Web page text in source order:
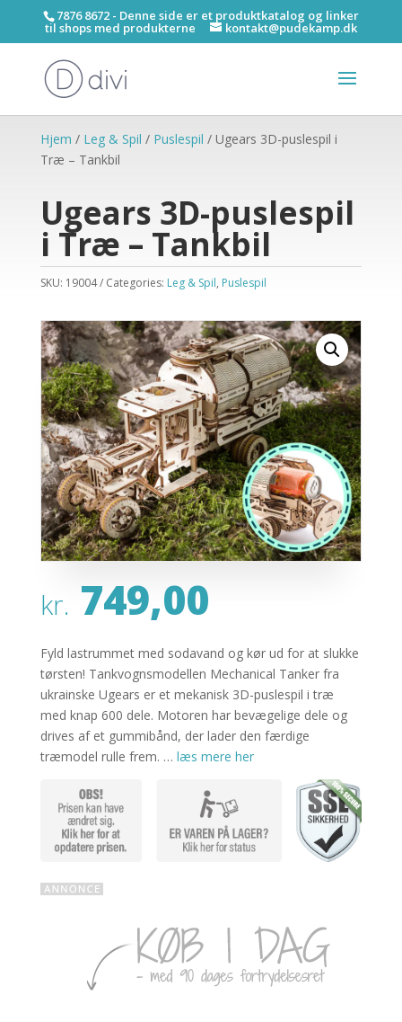
7876 8672 - Denne side er et produktkatalog og linker
til shops med produkterne kontakt@pudekamp.dk
Hjem / Leg & Spil / Puslespil / Ugears 3D-puslespil i
Træ – Tankbil
Ugears 3D-puslespil
i Træ – Tankbil
SKU: 19004 Categories: Leg & Spil, Puslespil
kr. 749,00
Fyld lastrummet med sodavand og kør ud for at slukke
tørsten! Tankvognsmodellen Mechanical Tanker fra
ukrainske Ugears er et mekanisk 3D-puslespil i træ
med knap 600 dele. Motoren har bevægelige dele og
drives af et gummibånd, der lader den færdige
træmodel rulle frem. … læs mere her